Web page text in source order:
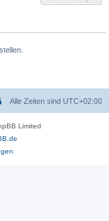
Alle Zeiten sind UTC+02:00
Limited